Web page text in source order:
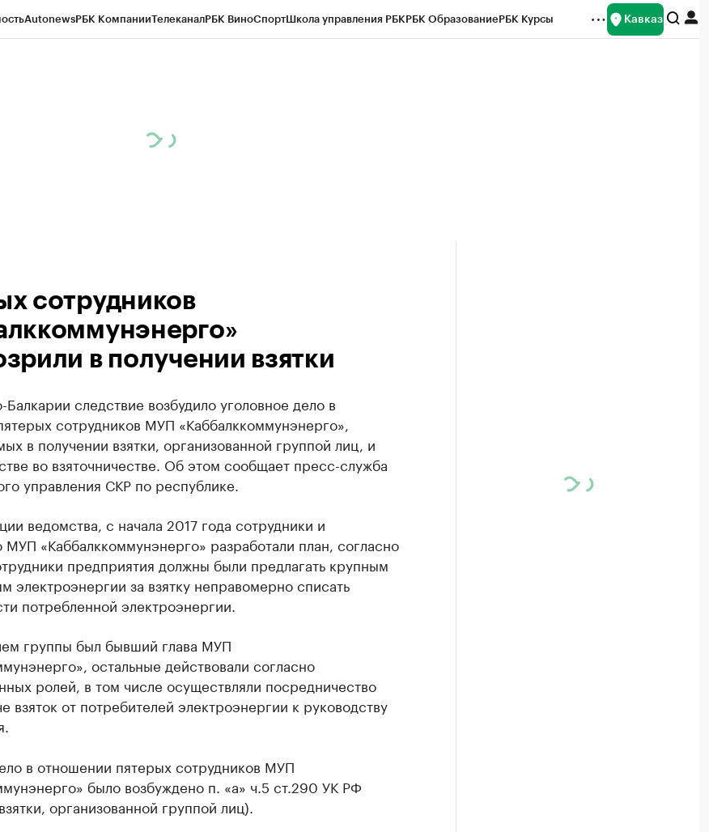
AutonewsРБК КомпанииТелеканалРБК ВиноСпортШкола управления РБКРБК ОбразованиеРБК Курсы Кавказ
сотрудников
в получении взятки
следствие возбудило уголовное дело в
сотрудников МУП «Каббалккоммунэнерго»,
в получении взятки, организованной группой лиц, и
во взяточничестве. Об этом сообщает пресс-служба
управления СКР по республике.
ведомства, с начала 2017 года сотрудники и
МУП «Каббалккоммунэнерго» разработали план, согласно
предприятия должны были предлагать крупным
электроэнергии за взятку неправомерно списать
потребленной электроэнергии.
группы был бывший глава МУП
остальные действовали согласно
ролей, в том числе осуществляли посредничество
взяток от потребителей электроэнергии к руководству
в отношении пятерых сотрудников МУП
было возбуждено п. «а» ч.5 ст.290 УК РФ
организованной группой лиц).